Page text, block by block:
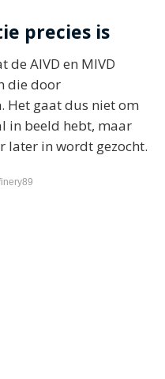
precies is
de AIVD en MIVD
die door
Het gaat dus niet om
in beeld hebt, maar
later in wordt gezocht.